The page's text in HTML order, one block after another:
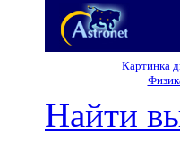
Картинка
Найти